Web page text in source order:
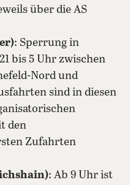
über die AS
: Sperrung in
bis 5 Uhr zwischen
Nord und
sind in diesen
den
Zufahrten
: Ab 9 Uhr ist